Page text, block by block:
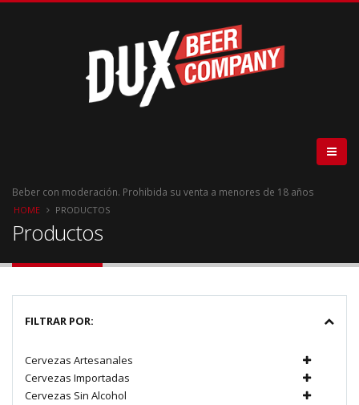
Beber con moderación. Prohibida su venta a menores de 18 años
HOME PRODUCTOS
Productos
FILTRAR POR:
Cervezas Artesanales
Cervezas Importadas
Cervezas Sin Alcohol